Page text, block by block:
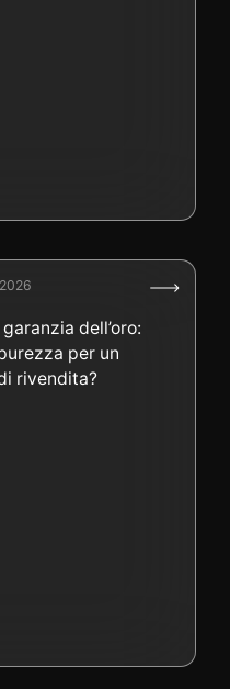
dell’oro:
per un
rivendita?